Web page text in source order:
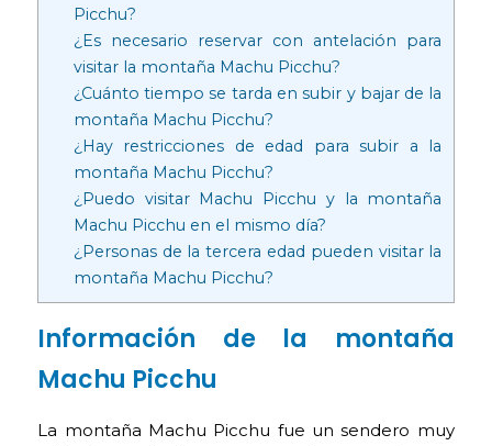
Picchu?
¿Es necesario reservar con antelación para
visitar la montaña Machu Picchu?
¿Cuánto tiempo se tarda en subir y bajar de la
montaña Machu Picchu?
¿Hay restricciones de edad para subir a la
montaña Machu Picchu?
¿Puedo visitar Machu Picchu y la montaña
Machu Picchu en el mismo día?
¿Personas de la tercera edad pueden visitar la
montaña Machu Picchu?
Información de la montaña
Machu Picchu
La montaña Machu Picchu fue un sendero muy